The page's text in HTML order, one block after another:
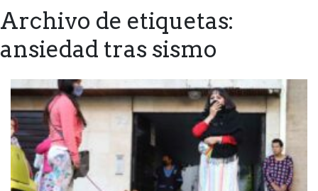
Archivo de etiquetas:
ansiedad tras sismo